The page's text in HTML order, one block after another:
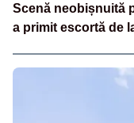
Scenă neobișnuită
a primit escortă de